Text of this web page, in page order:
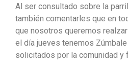
Al ser consultado sobre la
también comentarles que en
que nosotros queremos
el día jueves tenemos
solicitados por la comunidad y